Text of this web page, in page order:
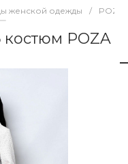
женской одежды / POZA
костюм POZA